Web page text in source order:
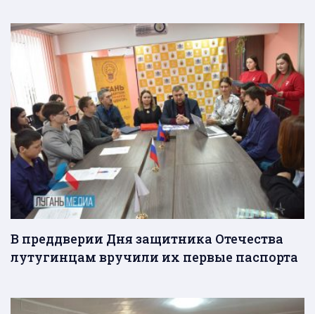
В преддверии Дня защитника Отечества
лутугинцам вручили их первые паспорта